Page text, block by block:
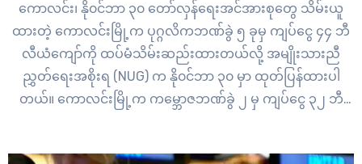
ကောလင်း၊ နို၀င်ဘာ ၃၀ တော်လှန်ရေးအင်အားစုတွေ သိမ်းယူ
ထားတဲ့ ကောလင်းမြို့က ပုဂ္ဂလိကဘဏ်ခွဲ ၅ ခုမှ ကျပ်ငွေ ၄၄ ဘီ
လီယံကျော်ကို ထပ်မံသိမ်းဆည်းထားတယ်လို့ အမျိုးသားညီ
ညွှတ်ရေးအစိုးရ (NUG) က နို၀င်ဘာ ၃၀ မှာ ထုတ်ပြန်ထားပါ
တယ်။ ကောလင်းမြို့က ကမ္ဘောဇဘဏ်ခွဲ ၂ မှ ကျပ်ငွေ ၃၂ ဘီ